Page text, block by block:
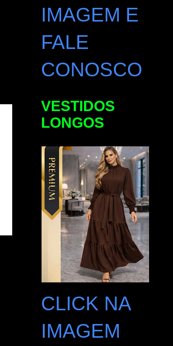
IMAGEM E
FALE
CONOSCO
VESTIDOS
LONGOS
CLICK NA
IMAGEM